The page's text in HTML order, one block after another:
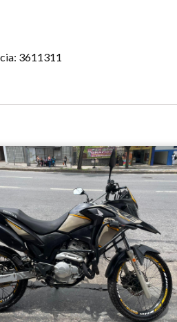
3611311